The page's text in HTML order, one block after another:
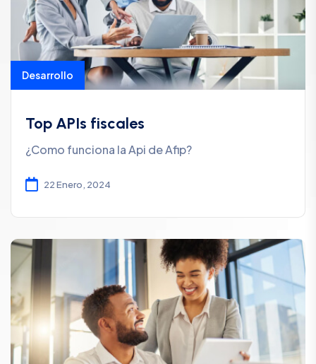
Desarrollo
Top APIs fiscales
¿Como funciona la Api de Afip?
22 Enero, 2024